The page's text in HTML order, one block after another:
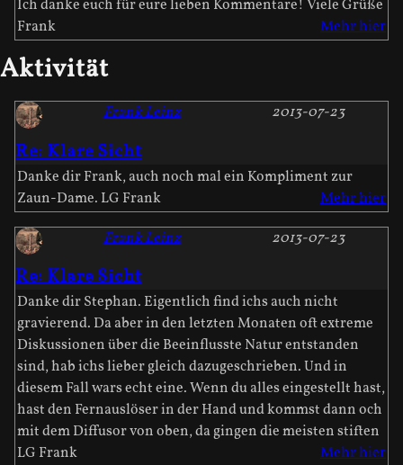
Ich danke euch für eure lieben Kommentare! Viele Grüße
Frank
Mehr hier
Aktivität
Re: Klare Sicht
2013-07-23
Frank Leinz
Danke dir Frank, auch noch mal ein Kompliment zur
Zaun-Dame. LG Frank
Mehr hier
Re: Klare Sicht
2013-07-23
Frank Leinz
Danke dir Stephan. Eigentlich find ichs auch nicht
gravierend. Da aber in den letzten Monaten oft extreme
Diskussionen über die Beeinflusste Natur entstanden
sind, hab ichs lieber gleich dazugeschrieben. Und in
diesem Fall wars echt eine. Wenn du alles eingestellt hast,
hast den Fernauslöser in der Hand und kommst dann och
mit dem Diffusor von oben, da gingen die meisten stiften
LG Frank
Mehr hier